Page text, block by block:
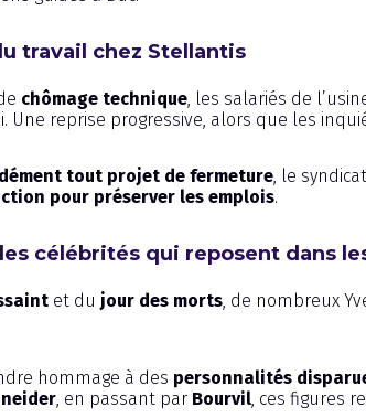
travail chez Stellantis
chômage technique, les salariés de
Une reprise progressive, alors que les
dément tout projet de fermeture, le
pour préserver les emplois.
célébrités qui reposent dans
et du jour des morts, de nombreux
hommage à des personnalités
, en passant par Bourvil, ces figures